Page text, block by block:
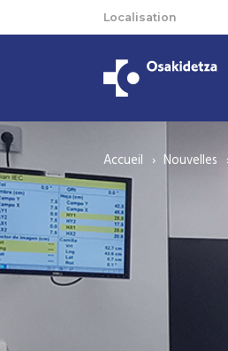
Localisation
Accueil Nouvelles